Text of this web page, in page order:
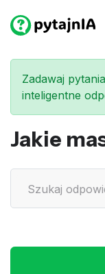
Zadawaj
inteligentne
Jakie